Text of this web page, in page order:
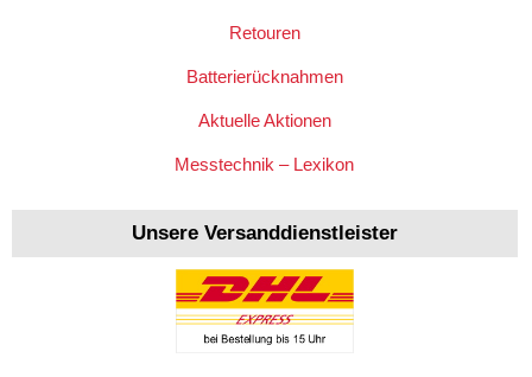
Retouren
Batterierücknahmen
Aktuelle Aktionen
Messtechnik – Lexikon
Unsere Versanddienstleister